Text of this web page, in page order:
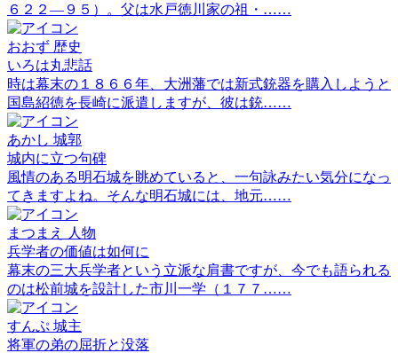
６２２―９５）。父は水戸徳川家の祖・……
おおず 歴史
いろは丸悲話
時は幕末の１８６６年、大洲藩では新式銃器を購入しようと
国島紹徳を長崎に派遣しますが、彼は銃……
あかし 城郭
城内に立つ句碑
風情のある明石城を眺めていると、一句詠みたい気分になっ
てきますよね。そんな明石城には、地元……
まつまえ
人物
兵学者の価値は如何に
幕末の三大兵学者という立派な肩書ですが、今でも語られる
のは松前城を設計した市川一学（１７７……
すんぷ 城主
将軍の弟の屈折と没落